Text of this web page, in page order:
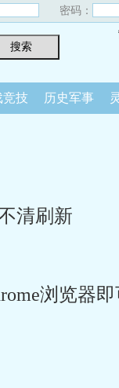
密码：
竞技 历史军事
清刷新
浏览器即